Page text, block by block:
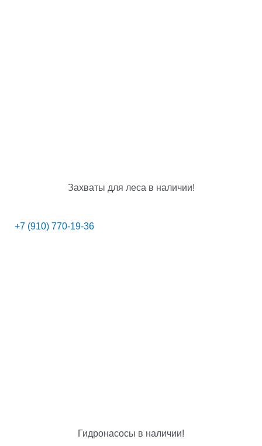
Захваты для леса в наличии!
+7 (910) 770-19-36
Гидронасосы в наличии!